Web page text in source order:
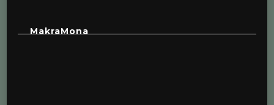
MakraMona